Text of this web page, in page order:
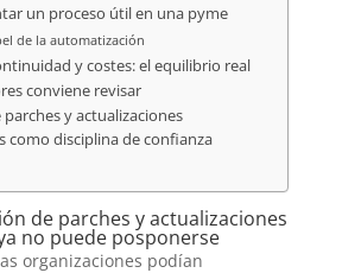
un proceso útil en una pyme
de la automatización
y costes: el equilibrio real
conviene revisar
parches y actualizaciones
como disciplina de confianza
de parches y actualizaciones
no puede posponerse
organizaciones podían